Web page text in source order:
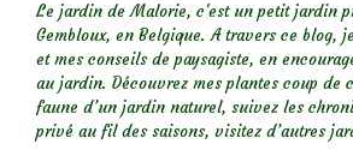
Le jardin de Malorie, c'est un petit jardin
Gembloux, en Belgique. A travers ce blog,
et mes conseils de paysagiste, en
au jardin. Découvrez mes plantes coup de
faune d’un jardin naturel, suivez les
privé au fil des saisons, visitez d’autres